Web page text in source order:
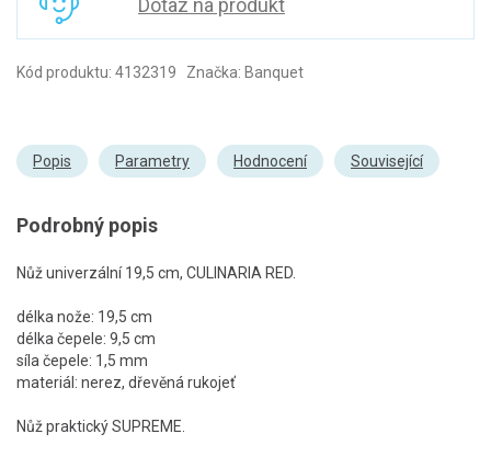
Dotaz na produkt
Kód produktu: 4132319 Značka: Banquet
Popis Parametry Hodnocení Související
Podrobný popis
Nůž univerzální 19,5 cm, CULINARIA RED.
délka nože: 19,5 cm
délka čepele: 9,5 cm
síla čepele: 1,5 mm
materiál: nerez, dřevěná rukojeť
Nůž praktický SUPREME.